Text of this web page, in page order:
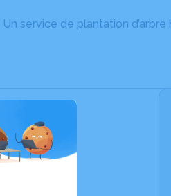
Un service de plantation